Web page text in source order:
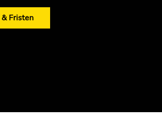
Fristen